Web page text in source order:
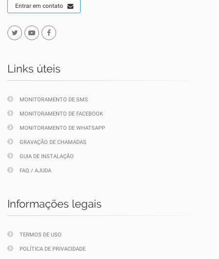
Entrar em contato
Links úteis
MONITORAMENTO DE SMS
MONITORAMENTO DE FACEBOOK
MONITORAMENTO DE WHATSAPP
GRAVAÇÃO DE CHAMADAS
GUIA DE INSTALAÇÃO
FAQ / AJUDA
Informações legais
TERMOS DE USO
POLÍTICA DE PRIVACIDADE